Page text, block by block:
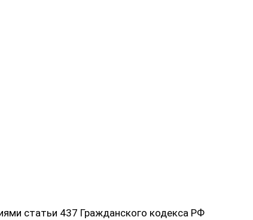
статьи 437 Гражданского кодекса РФ